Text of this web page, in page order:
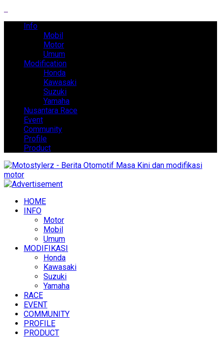
Info
Mobil
Motor
Umum
Modification
Honda
Kawasaki
Suzuki
Yamaha
Nusantara Race
Event
Community
Profile
Product
HOME
INFO
Motor
Mobil
Umum
MODIFIKASI
Honda
Kawasaki
Suzuki
Yamaha
RACE
EVENT
COMMUNITY
PROFILE
PRODUCT